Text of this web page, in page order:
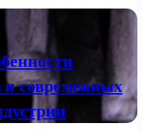
и современных